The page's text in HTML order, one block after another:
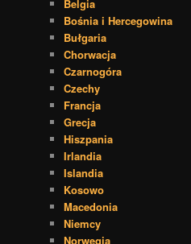
Belgia
Bośnia i Hercegowina
Bułgaria
Chorwacja
Czarnogóra
Czechy
Francja
Grecja
Hiszpania
Irlandia
Islandia
Kosowo
Macedonia
Niemcy
Norwegia